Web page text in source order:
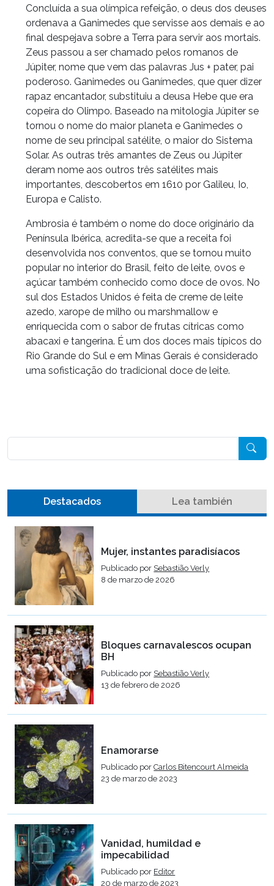
Concluída a sua olímpica refeição, o deus dos deuses
ordenava a Ganimedes que servisse aos demais e ao
final despejava sobre a Terra para servir aos mortais.
Zeus passou a ser chamado pelos romanos de
Júpiter, nome que vem das palavras Jus + pater, pai
poderoso. Ganimedes ou Ganímedes, que quer dizer
rapaz encantador, substituiu a deusa Hebe que era
copeira do Olimpo. Baseado na mitologia Júpiter se
tornou o nome do maior planeta e Ganimedes o
nome de seu principal satélite, o maior do Sistema
Solar. As outras três amantes de Zeus ou Júpiter
deram nome aos outros três satélites mais
importantes, descobertos em 1610 por Galileu, Io,
Europa e Calisto.
Ambrosia é também o nome do doce originário da
Península Ibérica, acredita-se que a receita foi
desenvolvida nos conventos, que se tornou muito
popular no interior do Brasil, feito de leite, ovos e
açúcar também conhecido como doce de ovos. No
sul dos Estados Unidos é feita de creme de leite
azedo, xarope de milho ou marshmallow e
enriquecida com o sabor de frutas cítricas como
abacaxi e tangerina. É um dos doces mais típicos do
Rio Grande do Sul e em Minas Gerais é considerado
uma sofisticação do tradicional doce de leite.
Destacados Lea también
Mujer, instantes paradisíacos
Publicado por Sebastião Verly
8 de marzo de 2026
Bloques carnavalescos ocupan
BH
Publicado por Sebastião Verly
13 de febrero de 2026
Enamorarse
Publicado porCarlos Bitencourt Almeida
23 de marzo de 2023
Vanidad, humildad e
impecabilidad
Publicado por Editor
20 de marzo de 2023